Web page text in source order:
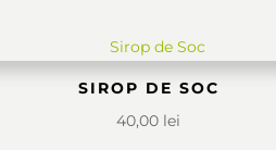
SIROP DE SOC
40,00 lei